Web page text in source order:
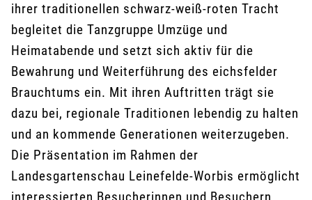
ihrer traditionellen schwarz-weiß-roten Tracht
begleitet die Tanzgruppe Umzüge und
Heimatabende und setzt sich aktiv für die
Bewahrung und Weiterführung des eichsfelder
Brauchtums ein. Mit ihren Auftritten trägt sie
dazu bei, regionale Traditionen lebendig zu halten
und an kommende Generationen weiterzugeben.
Die Präsentation im Rahmen der
Landesgartenschau Leinefelde-Worbis ermöglicht